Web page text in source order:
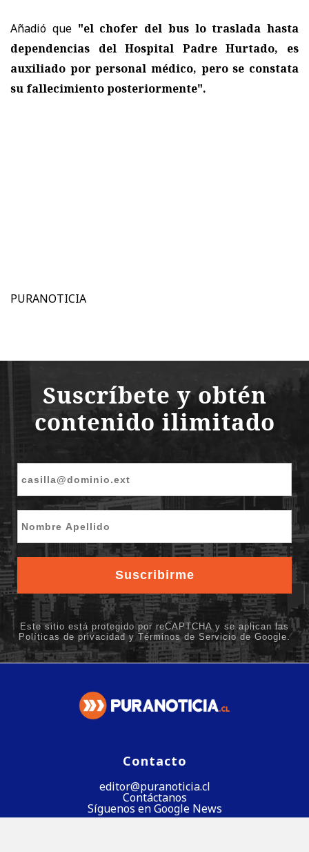
Añadió que "el chofer del bus lo traslada hasta
dependencias del Hospital Padre Hurtado, es
auxiliado por personal médico, pero se constata
su fallecimiento posteriormente".
PURANOTICIA
Contacto
editor@puranoticia.cl
Contáctanos
Síguenos en Google News